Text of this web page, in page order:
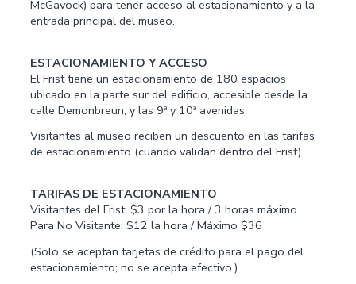
McGavock) para tener acceso al estacionamiento y a la
entrada principal del museo.
ESTACIONAMIENTO Y ACCESO
El Frist tiene un estacionamiento de 180 espacios
ubicado en la parte sur del edificio, accesible desde la
calle Demonbreun, y las 9ª y 10ª avenidas.
Visitantes al museo reciben un descuento en las tarifas
de estacionamiento (cuando validan dentro del Frist).
TARIFAS DE ESTACIONAMIENTO
Visitantes del Frist: $3 por la hora / 3 horas máximo
Para No Visitante: $12 la hora / Máximo $36
(Solo se aceptan tarjetas de crédito para el pago del
estacionamiento; no se acepta efectivo.)